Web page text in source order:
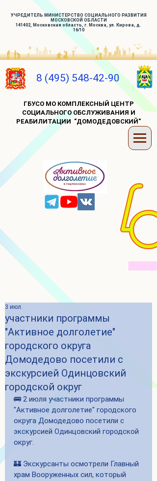
УЧРЕДИТЕЛЬ МИНИСТЕРСТВО СОЦИАЛЬНОГО РАЗВИТИЯ
МОСКОВСКОЙ ОБЛАСТИ
141402, Московская область, г. Москва, ул. Кирова, д.
16/10
8 (495) 548-42-90
ГБУСО МО КОМПЛЕКСНЫЙ ЦЕНТР
СОЦИАЛЬНОГО ОБСЛУЖИВАНИЯ И
РЕАБИЛИТАЦИИ "ДОМОДЕДОВСКИЙ"
участники программы
"Активное долголетие"
городского округа
Домодедово посетили с
экскурсией Одинцовский
городской округ
3 июл.
🚌 2 июля участники программы
"Активное долголетие" городского
округа Домодедово посетили с
экскурсией Одинцовский городской
округ.
🏰 Экскурсанты осмотрели Главный
храм Вооруженных сил, который